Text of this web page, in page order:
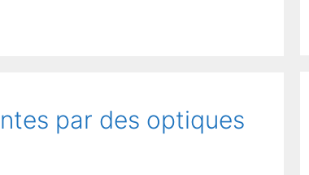
par des optiques